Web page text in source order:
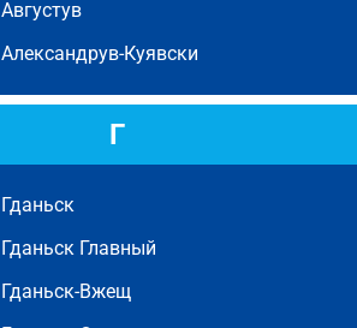
Августув
Александрув-Куявски
Г
Гданьск
Гданьск Главный
Гданьск-Вжещ